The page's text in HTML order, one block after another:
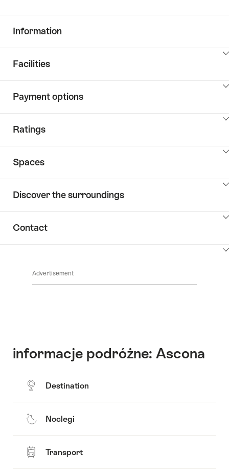
Information
ClickToViewContent
Facilities
ClickToViewContent
Payment options
ClickToViewContent
Ratings
Spaces
ClickToViewContent
Discover the surroundings
Contact
Advertisement
informacje podróżne: Ascona
Destination
Noclegi
Transport